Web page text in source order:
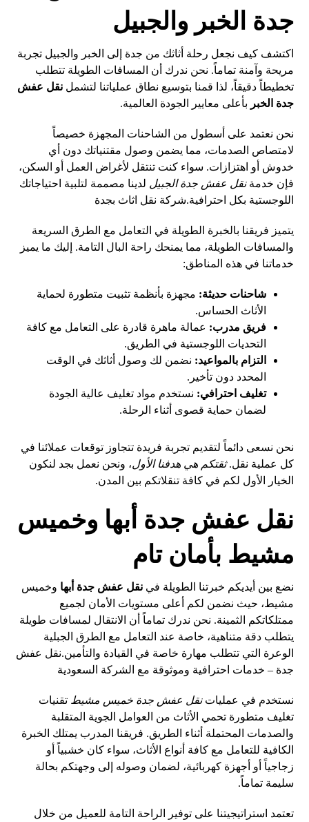
جدة الخبر والجبيل
اكتشف كيف نجعل رحلة أثاثك من جدة إلى الخبر والجبيل تجربة
مريحة وآمنة تماماً. نحن ندرك أن المسافات الطويلة تتطلب
تخطيطاً دقيقاً، لذا قمنا بتوسيع نطاق عملياتنا لتشملنقل عفش
جدة الخبر بأعلى معايير الجودة العالمية.
نحن نعتمد على أسطول من الشاحنات المجهزة خصيصاً
لامتصاص الصدمات، مما يضمن وصول مقتنياتك دون أي
خدوش أو اهتزازات. سواء كنت تنتقل لأغراض العمل أو السكن،
فإن خدمةنقل عفش جدة الجبيل لدينا مصممة لتلبية احتياجاتك
اللوجستية بكل احترافية.شركة نقل اثاث بجدة
يتميز فريقنا بالخبرة الطويلة في التعامل مع الطرق السريعة
والمسافات الطويلة، مما يمنحك راحة البال التامة. إليك ما يميز
خدماتنا في هذه المناطق:
شاحنات حديثة: مجهزة بأنظمة تثبيت متطورة لحماية
الأثاث الحساس.
فريق مدرب: عمالة ماهرة قادرة على التعامل مع كافة
التحديات اللوجستية في الطريق.
التزام بالمواعيد: نضمن لك وصول أثاثك في الوقت
المحدد دون تأخير.
تغليف احترافي: نستخدم مواد تغليف عالية الجودة
لضمان حماية قصوى أثناء الرحلة.
نحن نسعى دائماً لتقديم تجربة فريدة تتجاوز توقعات عملائنا في
كل عملية نقل.ثقتكم هي هدفنا الأول، ونحن نعمل بجد لنكون
الخيار الأول لكم في كافة تنقلاتكم بين المدن.
نقل عفش جدة أبها وخميس
مشيط بأمان تام
نضع بين أيديكم خبرتنا الطويلة فينقل عفش جدة أبها وخميس
مشيط، حيث نضمن لكم أعلى مستويات الأمان لجميع
ممتلكاتكم الثمينة. نحن ندرك تماماً أن الانتقال لمسافات طويلة
يتطلب دقة متناهية، خاصة عند التعامل مع الطرق الجبلية
الوعرة التي تتطلب مهارة خاصة في القيادة والتأمين.نقل عفش
جدة – خدمات احترافية وموثوقة مع الشركة السعودية
نستخدم في عملياتنقل عفش جدة خميس مشيط تقنيات
تغليف متطورة تحمي الأثاث من العوامل الجوية المتقلبة
والصدمات المحتملة أثناء الطريق. فريقنا المدرب يمتلك الخبرة
الكافية للتعامل مع كافة أنواع الأثاث، سواء كان خشبياً أو
زجاجياً أو أجهزة كهربائية، لضمان وصوله إلى وجهتكم بحالة
سليمة تماماً.
تعتمد استراتيجيتنا على توفير الراحة التامة للعميل من خلال